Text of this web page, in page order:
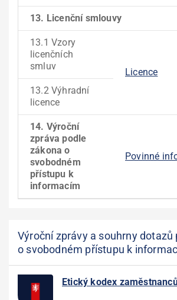
13. Licenční smlouvy
13.1 Vzory
licenčních
smluv
Licence
13.2 Výhradní
licence
14. Výroční
zpráva podle
zákona o
svobodném
přístupu k
informacím
Povinné
Výroční zprávy a souhrny dotazů
o svobodném přístupu k
Etický kodex